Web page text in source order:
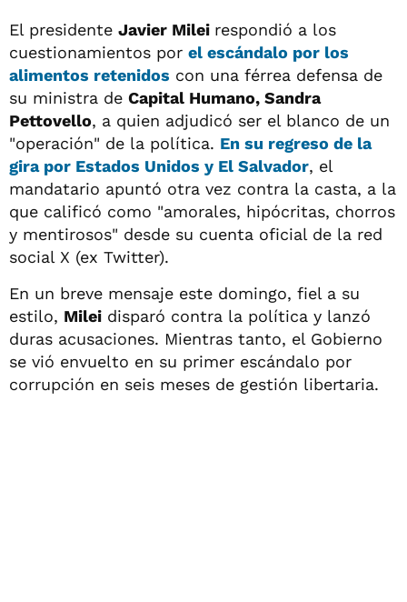
El presidente Javier Milei respondió a los
cuestionamientos por el escándalo por los
alimentos retenidos con una férrea defensa de
su ministra de Capital Humano, Sandra
Pettovello, a quien adjudicó ser el blanco de un
"operación" de la política. En su regreso de la
gira por Estados Unidos y El Salvador, el
mandatario apuntó otra vez contra la casta, a la
que calificó como "amorales, hipócritas, chorros
y mentirosos" desde su cuenta oficial de la red
social X (ex Twitter).
En un breve mensaje este domingo, fiel a su
estilo, Milei disparó contra la política y lanzó
duras acusaciones. Mientras tanto, el Gobierno
se vió envuelto en su primer escándalo por
corrupción en seis meses de gestión libertaria.